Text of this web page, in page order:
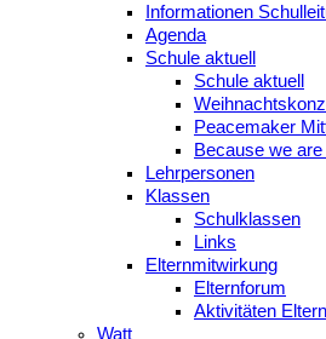
Informationen
Agenda
Schule aktuell
Schule aktuell
Peacemaker
Because we
Lehrpersonen
Klassen
Schulklassen
Links
Elternmitwirkung
Elternforum
Aktivitäten
Watt